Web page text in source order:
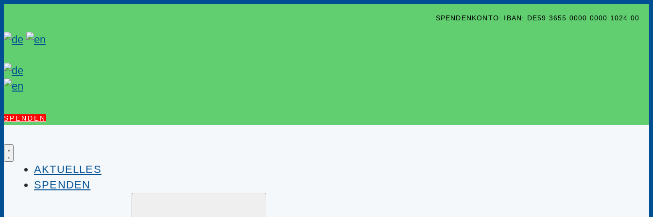
SPENDENKONTO: IBAN: DE59 3655 0000 0000 1024 00
SPENDEN
AKTUELLES
SPENDEN